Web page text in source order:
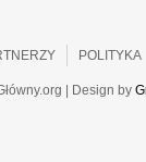
POLITYKA
| Design by